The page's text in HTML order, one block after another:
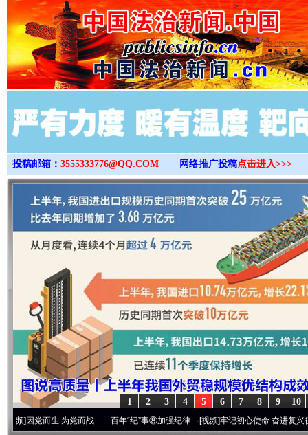
>
投稿邮箱： 3555333776@QQ.COM 网络推广投稿点击进入>>>
10
9
8
7
6
5
4
3
2
1
而生 为党而战——百年“纪”事⑧加强纪律..·[视频]牢记初心使命 奋进复兴征程丨“转